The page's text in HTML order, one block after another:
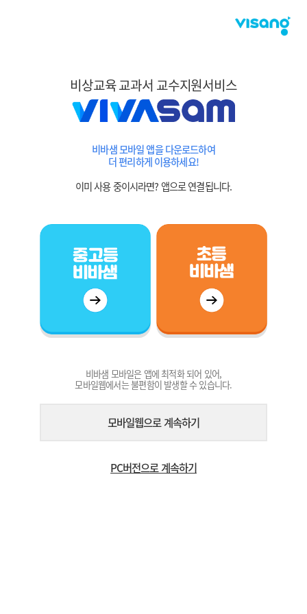
비상교육 교과서 교수지원서비스
비바샘 모바일 앱을 다운로드하여
더 편리하게 이용하세요!
이미 사용 중이시라면? 앱으로 연결됩니다.
비바샘 모바일은 앱에 최적화 되어 있어,
모바일웹에서는 불편함이 발생할 수 있습니다.
모바일웹으로 계속하기
PC버전으로 계속하기